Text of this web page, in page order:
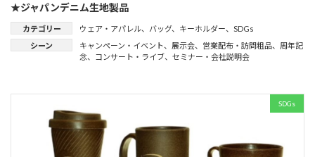
★ジャパンデニム生地製品
カテゴリー ウェア・アパレル、 バッグ、 キーホルダー、 SDGs
シーン
キャンペーン・イベント、 展示会、 営業配布・訪問粗品、 周年記
念、 コンサート・ライブ、 セミナー・会社説明会
SDGs